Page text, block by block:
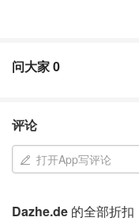
问大家0
评论
打开App写评论
Dazhe.de 的全部折扣